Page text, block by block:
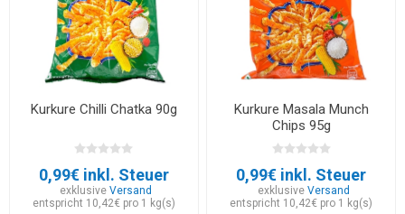
Kurkure Chilli Chatka 90g
0,99€ inkl. Steuer
exklusiveVersand
entspricht 10,42€ pro 1 kg(s)
Kurkure Masala Munch
Chips 95g
0,99€ inkl. Steuer
exklusive Versand
entspricht 10,42€ pro 1 kg(s)